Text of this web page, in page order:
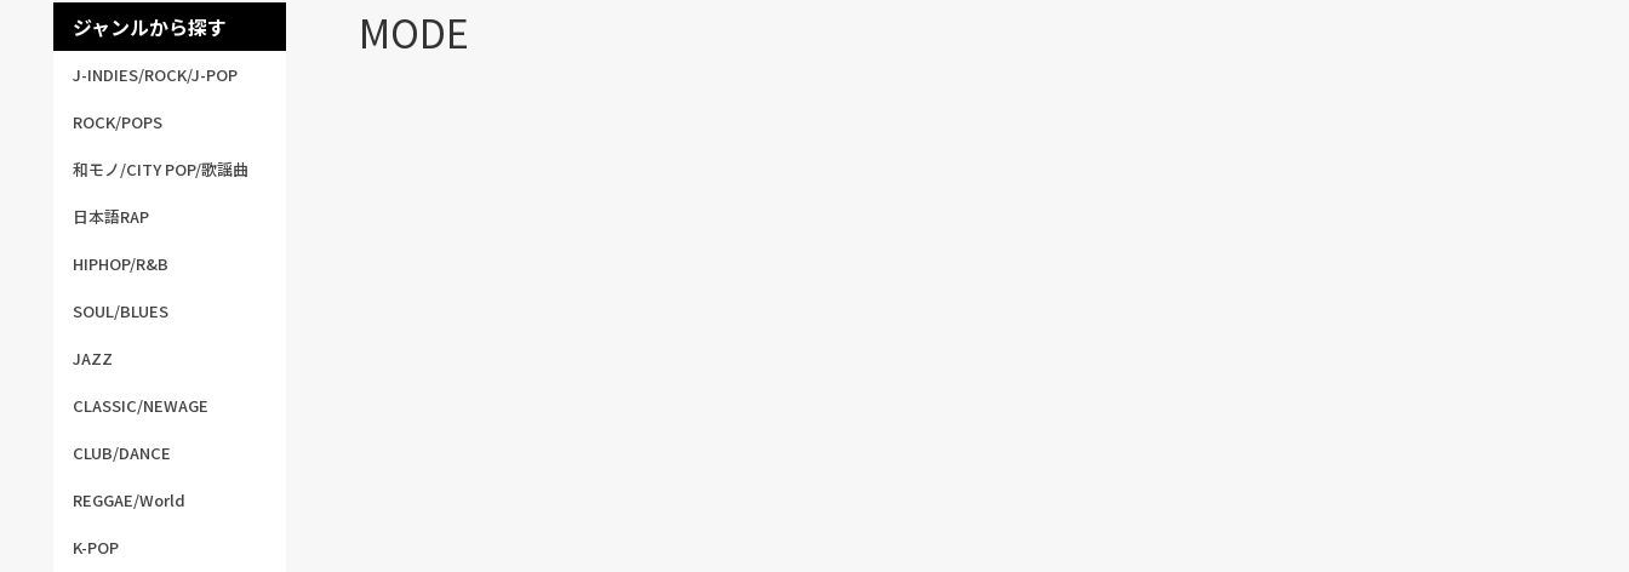
ジャンルから探す
J-INDIES/ROCK/J-POP
ROCK/POPS
和モノ/CITY POP/歌謡曲
日本語RAP
HIPHOP/R&B
SOUL/BLUES
JAZZ
CLASSIC/NEWAGE
CLUB/DANCE
REGGAE/World
K-POP
MODE